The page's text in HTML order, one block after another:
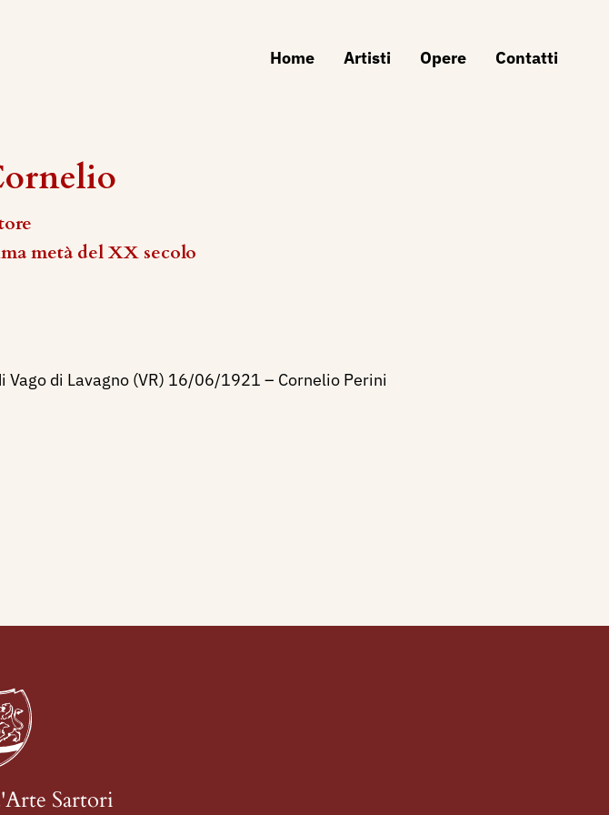
Home Artisti Opere Contatti
metà del XX secolo
di Lavagno (VR) 16/06/1921 – Cornelio Perini
Sartori